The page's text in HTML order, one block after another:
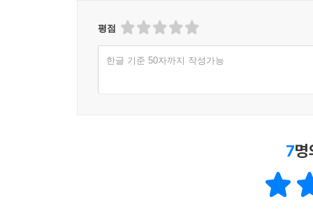
평점
한글 기준 50자까지 작성가능
7